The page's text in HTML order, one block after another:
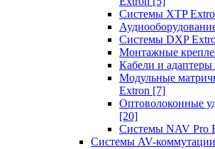
Системы XTP
Системы DXP
Монтажные
Кабели и адаптеры
Модульные
Extron [7]
Оптоволоконные
[20]
Системы NAV Pro
Системы AV-